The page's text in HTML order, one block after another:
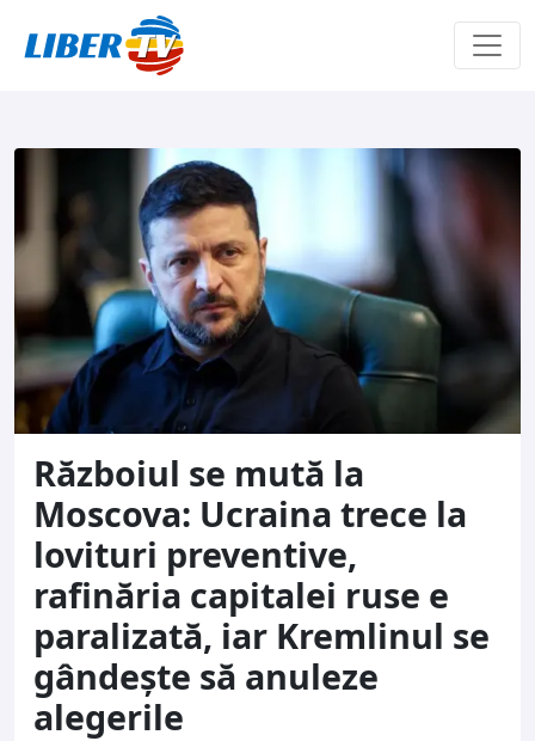
Războiul se mută la
Moscova: Ucraina trece la
lovituri preventive,
rafinăria capitalei ruse e
paralizată, iar Kremlinul se
gândește să anuleze
alegerile